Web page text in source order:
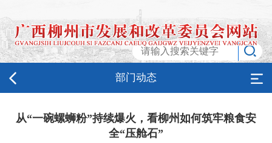
部门动态
从“一碗螺蛳粉”持续爆火，看柳州如何筑牢粮食安
全“压舱石”